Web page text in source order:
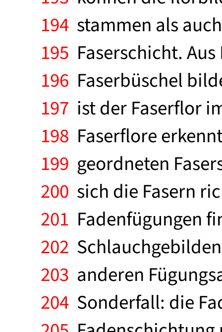
194 stammen als
195 Faserschicht.
196 Faserbüschel
197 ist der Faserflor
198 Faserflore
199 geordneten
200 sich die Fasern
201 Fadenfügungen
202
203 anderen
204 Sonderfall: die